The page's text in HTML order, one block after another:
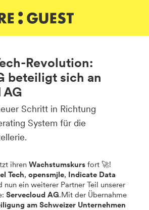
Revolution:
beteiligt sich an
Schritt in Richtung
System für die
ihrenWachstumskurs fort 🚀!
Tech,opensmjle, Indicate Data
nun ein weiterer Partner Teil unserer
Servecloud AG.Mit der Übernahme
am Schweizer Unternehmen